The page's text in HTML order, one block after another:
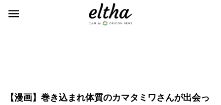
【漫画】巻き込まれ体質のカマタミワさんが出会っ